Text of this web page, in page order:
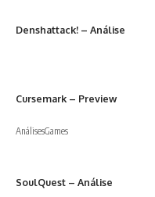
Denshattack! – Análise
Cursemark – Preview
AnálisesGames
SoulQuest – Análise